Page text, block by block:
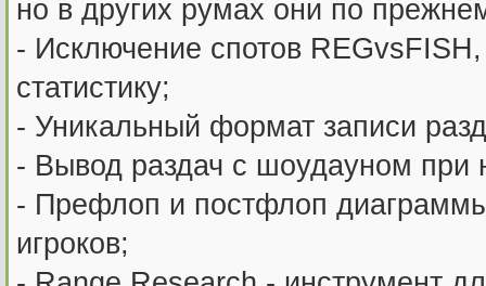
но в других румах они по
- Исключение спотов
статистику;
- Уникальный формат записи
- Вывод раздач с шоудауном при
- Префлоп и постфлоп
игроков;